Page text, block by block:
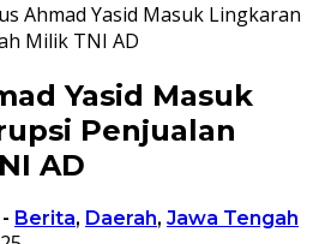
Ahmad Yasid Masuk Lingkaran
Milik TNI AD
Yasid Masuk
Penjualan
AD
- Berita, Daerah, Jawa Tengah